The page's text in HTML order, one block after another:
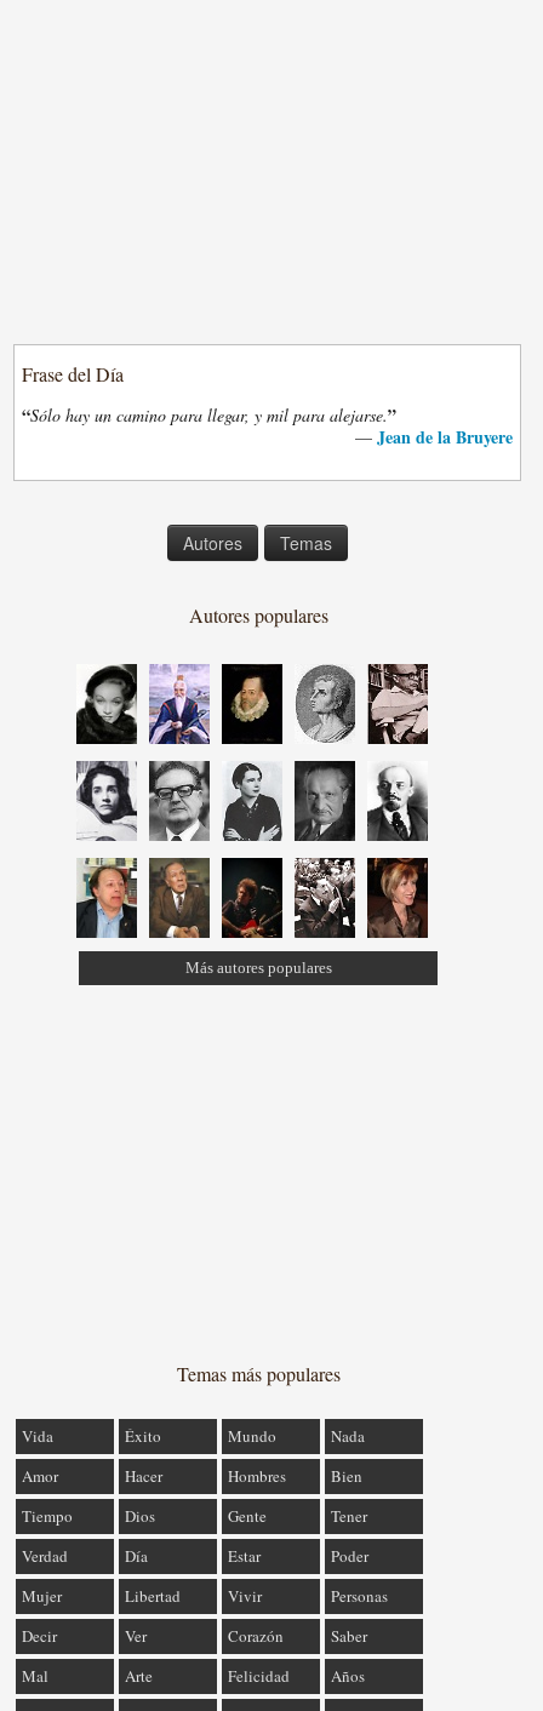
Frase del Día
“Sólo hay un camino para llegar, y mil para alejarse.”
— Jean de la Bruyere
Autores Temas
Autores populares
Más autores populares
Temas más populares
Vida Éxito Mundo
Nada
Amor
Hacer Hombres
Bien
Tiempo
Dios Gente
Tener
Verdad
Día Estar
Poder
Mujer
Libertad Vivir
Personas
Decir
Ver Corazón
Saber
Mal
Arte Felicidad
Años